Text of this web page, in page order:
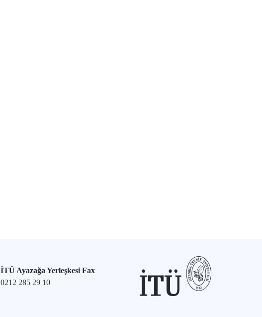
İTÜ Ayazağa Yerleşkesi Fax
0212 285 29 10